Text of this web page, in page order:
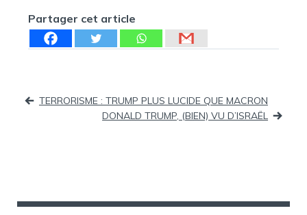
Partager cet article
Navigation
TERRORISME : TRUMP PLUS LUCIDE QUE MACRON
DONALD TRUMP, (BIEN) VU D’ISRAËL